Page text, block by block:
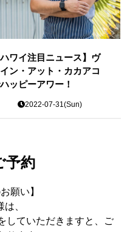
ハワイ注目ニュース】ヴ
ン・アット・カカアコ
ッピーアワー！
2022-07-31(Sun)
予約
願い】
、
していただきますと、ご